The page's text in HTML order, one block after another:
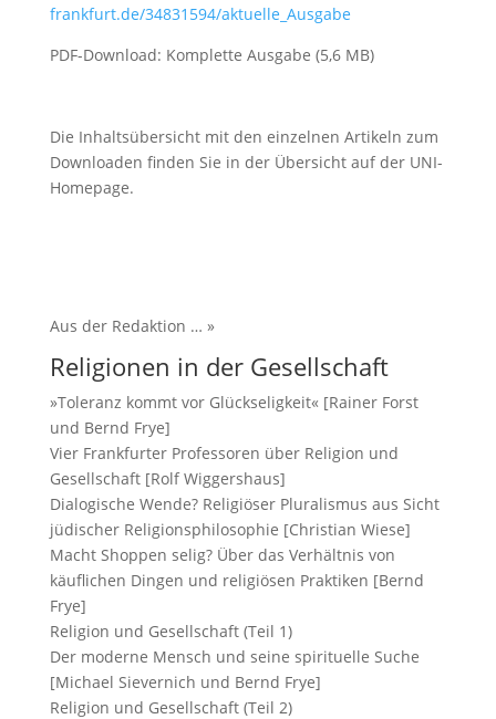
frankfurt.de/34831594/aktuelle_Ausgabe
PDF-Download: Komplette Ausgabe (5,6 MB)
Die Inhaltsübersicht mit den einzelnen Artikeln zum
Downloaden finden Sie in der Übersicht auf der UNI-
Homepage.
Aus der Redaktion … »
Religionen in der Gesellschaft
»Toleranz kommt vor Glückseligkeit« [Rainer Forst
und Bernd Frye]
Vier Frankfurter Professoren über Religion und
Gesellschaft [Rolf Wiggershaus]
Dialogische Wende? Religiöser Pluralismus aus Sicht
jüdischer Religionsphilosophie [Christian Wiese]
Macht Shoppen selig? Über das Verhältnis von
käuflichen Dingen und religiösen Praktiken [Bernd
Frye]
Religion und Gesellschaft (Teil 1)
Der moderne Mensch und seine spirituelle Suche
[Michael Sievernich und Bernd Frye]
Religion und Gesellschaft (Teil 2)